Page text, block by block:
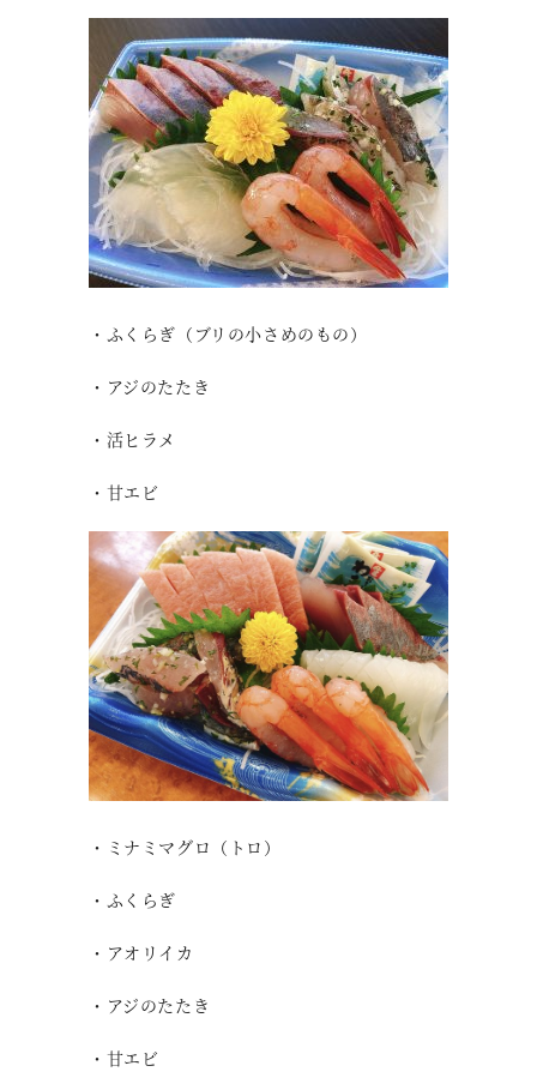
・ふくらぎ（ブリの小さめのもの）
・アジのたたき
・活ヒラメ
・甘エビ
・ミナミマグロ（トロ）
・ふくらぎ
・アオリイカ
・アジのたたき
・甘エビ